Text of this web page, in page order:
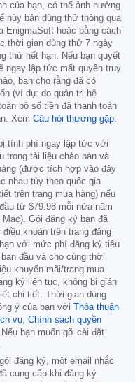
của bạn, có thể ảnh hưởng
hủy bản dùng thử thông qua
EnigmaSoft hoặc bằng cách
thời gian dùng thử 7 ngày
thử hết hạn. Nếu bạn quyết
ngay lập tức mất quyền truy
bạn cho rằng đã có
(ví dụ: do quản trị hệ
bộ số tiền đã thanh toán
Xem Câu hỏi thường gặp.
tính phí ngay lập tức với
trong tài liệu chào bán và
(được tích hợp vào đây
nhau tùy theo quốc gia
trên trang mua hàng) nếu
từ $79.98 mỗi nửa năm
Gói đăng ký bạn đã
điều khoản trên trang đăng
với mức phí đăng ký tiêu
đầu và cho cùng thời
khuyến mãi/trang mua
ký liên tục, không bị gián
chi tiết. Thời gian dùng
ý của bạn với
Thỏa thuận
vụ, Chính sách quyền
bạn muốn gỡ cài đặt
đăng ký, một email nhắc
cung cấp khi đăng ký